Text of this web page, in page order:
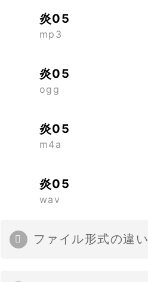
炎05
mp3
炎05
ogg
炎05
m4a
炎05
wav
ファイル形式の違い